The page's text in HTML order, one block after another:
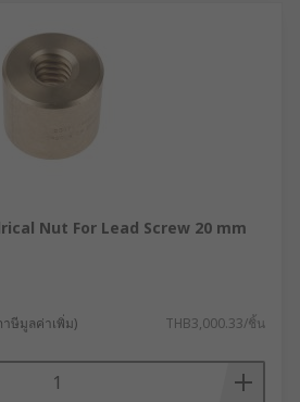
Nut For Lead Screw 20 mm
ษีมูลค่าเพิ่ม) THB3,000.33/ชิ้น